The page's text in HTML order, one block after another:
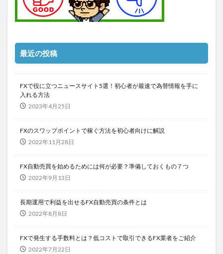
最近の投稿
FXで役に立つニュースサイト5選！初心者が最速で為替情報を手に
入れる方法
2023年4月25日
FXのスワップポイントで稼ぐ方法を初心者向けに解説
2022年11月28日
FX自動売買を始めるためには何が必要？準備しておくもの７つ
2022年9月13日
長期運用で利益を出せるFX自動売買の条件とは
2022年8月8日
FXで発生する手数料とは？低コストで取引できるFX業者をご紹介
2022年7月22日